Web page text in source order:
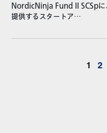
NordicNinja Fund II SCSpに
提供するスタートア…
1 2